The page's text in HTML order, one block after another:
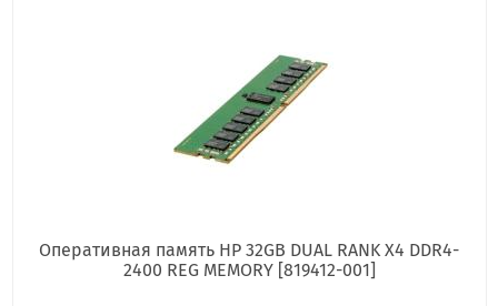
Оперативная память HP 32GB DUAL RANK X4 DDR4-
2400 REG MEMORY [819412-001]